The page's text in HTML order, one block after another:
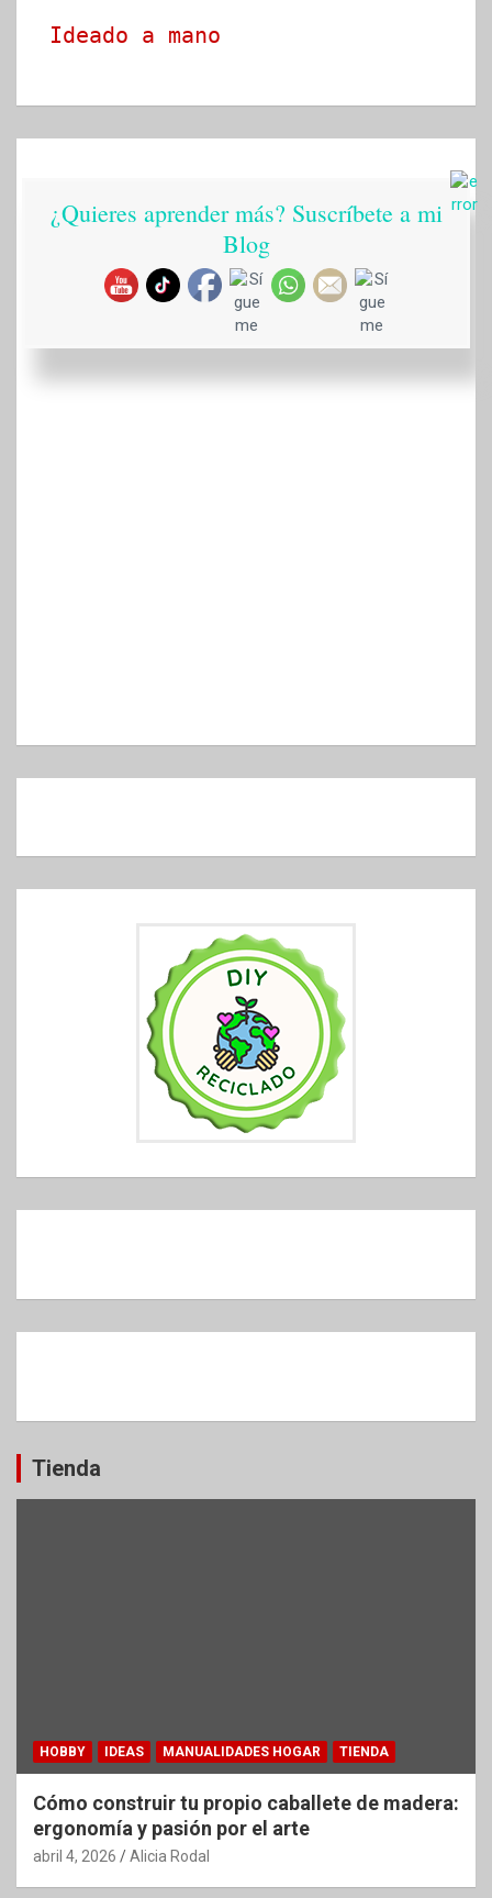
Ideado a mano
Tienda
HOBBY IDEAS MANUALIDADES HOGAR TIENDA
Cómo construir tu propio caballete de madera:
ergonomía y pasión por el arte
abril 4, 2026 Alicia Rodal
¿Quieres aprender más? Suscríbete a mi
Blog